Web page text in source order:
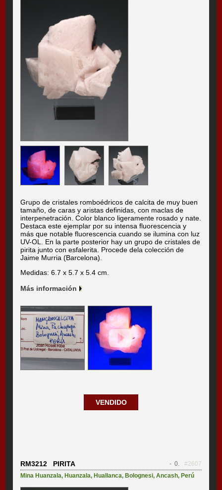
Grupo de cristales romboédricos de calcita de muy buen
tamaño, de caras y aristas definidas, con maclas de
interpenetración. Color blanco ligeramente rosado y nate.
Destaca este ejemplar por su intensa fluorescencia y
más que notable fluorescencia cuando se ilumina con luz
UV-OL. En la parte posterior hay un grupo de cristales de
pirita junto con esfalerita. Procede dela colección de
Jaime Murria (Barcelona).
Medidas: 6.7 x 5.7 x 5.4 cm.
Más información
VENDIDO
RM3212 PIRITA - 0.
#2607
Mina Huanzala,Huanzala,Huallanca,Bolognesi,Ancash,Perú